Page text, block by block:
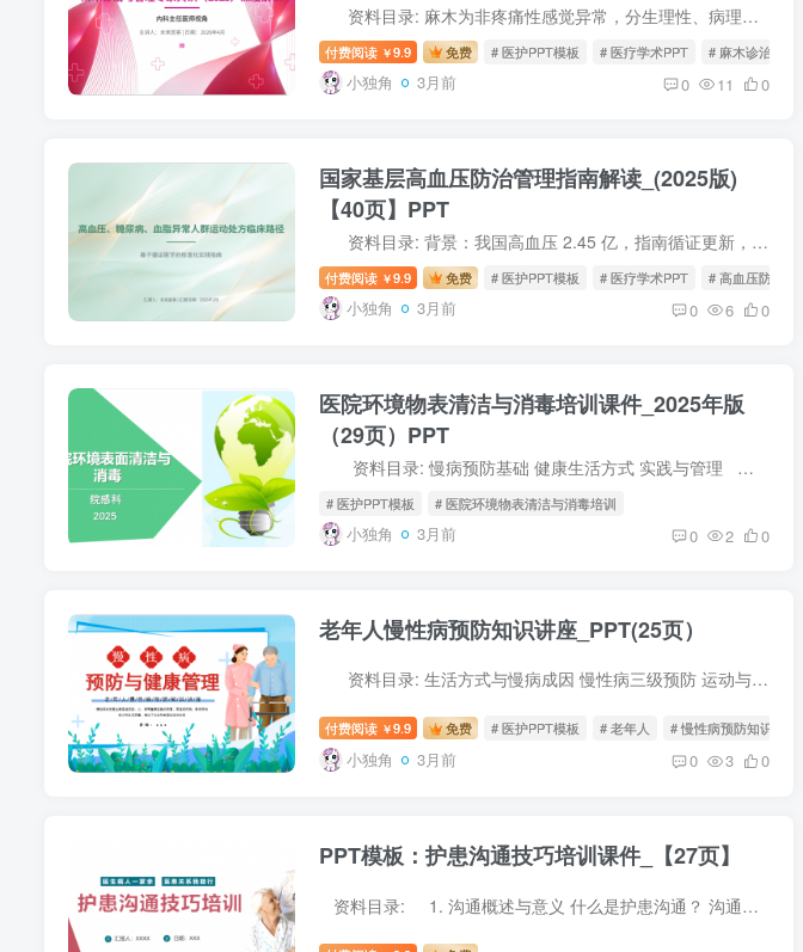
资料目录: 麻木为非疼痛性感觉异常，分生理性、病理性两类 病因含神经、血管、代谢、药物、心因性等多因素 按病程分急性、亚急性、慢性，按部位分中枢 / 周围性 诊断遵...
付费阅读 ￥9.9 免费 # 医护PPT模板 # 医疗学术PPT # 麻木诊治与管理
小独角 3月前 0 11 0
国家基层高血压防治管理指南解读_(2025版)
【40页】PPT
资料目录: 背景：我国高血压 2.45 亿，指南循证更新，新增筛查与健康教育。 基层配置：团队 + 设备，必备 A/B/C/D 降压药，优先 SPC。 诊断：诊室≥140/90mmHg，非同日 3 ...
付费阅读 ￥9.9 免费 # 医护PPT模板 # 医疗学术PPT # 高血压防治
小独角 3月前 0 6 0
医院环境物表清洁与消毒培训课件_2025年版
（29页）PPT
资料目录: 慢病预防基础 健康生活方式 实践与管理 资料使用说明： 1、资料付费后即可获得完整全部内容，所有PPT模板均可下载后编辑修改，建议尽快转存，以免分享...
# 医护PPT模板 # 医院环境物表清洁与消毒培训
小独角 3月前 0 2 0
老年人慢性病预防知识讲座_PPT(25页）
资料目录: 生活方式与慢病成因 慢性病三级预防 运动与慢病预防 饮食与健康生活 心理平衡与慢病防控 常见慢病预防要点 老年人健康管理 资料使用说明： 1、资料付...
付费阅读 ￥9.9 免费 # 医护PPT模板 # 老年人 # 慢性病预防知识
小独角 3月前 0 3 0
PPT模板：护患沟通技巧培训课件_【27页】
资料目录: 1. 沟通概述与意义 什么是护患沟通？ 沟通的重要性与目的 2. 沟通基础与素养 沟通不良的常见原因 护理人员必备素质 3. 核心沟通技巧详解 ...